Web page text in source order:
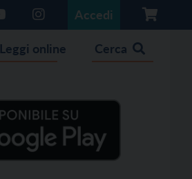
Accedi
Leggi online Cerca